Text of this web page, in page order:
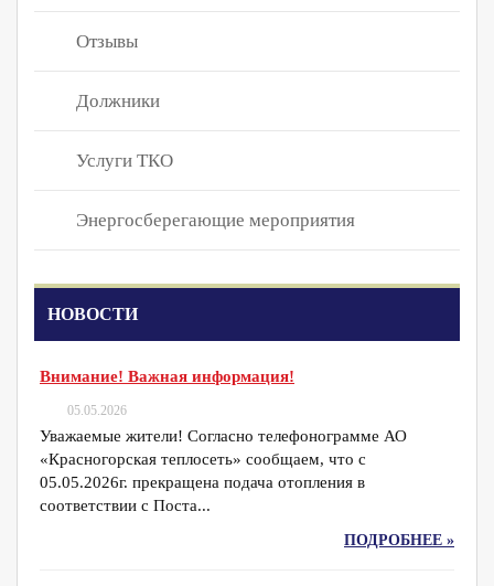
Отзывы
Должники
Услуги ТКО
Энергосберегающие мероприятия
НОВОСТИ
Внимание! Важная информация!
05.05.2026
Уважаемые жители! Согласно телефонограмме АО
«Красногорская теплосеть» сообщаем, что с
05.05.2026г. прекращена подача отопления в
соответствии с Поста...
ПОДРОБНЕЕ »